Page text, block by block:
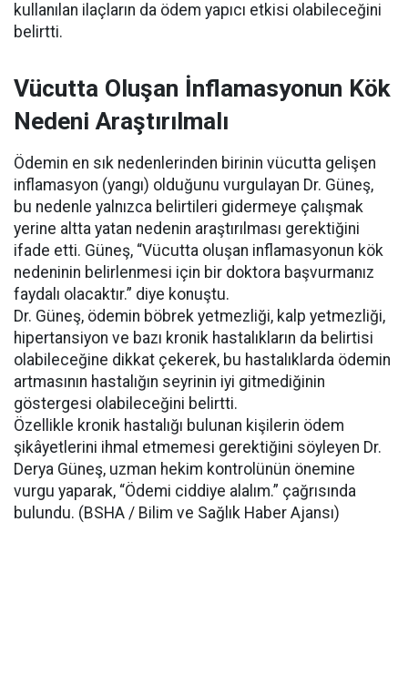
kullanılan ilaçların da ödem yapıcı etkisi olabileceğini
belirtti.
Vücutta Oluşan İnflamasyonun Kök
Nedeni Araştırılmalı
Ödemin en sık nedenlerinden birinin vücutta gelişen
inflamasyon (yangı) olduğunu vurgulayan Dr. Güneş,
bu nedenle yalnızca belirtileri gidermeye çalışmak
yerine altta yatan nedenin araştırılması gerektiğini
ifade etti. Güneş, “Vücutta oluşan inflamasyonun kök
nedeninin belirlenmesi için bir doktora başvurmanız
faydalı olacaktır.” diye konuştu.
Dr. Güneş, ödemin böbrek yetmezliği, kalp yetmezliği,
hipertansiyon ve bazı kronik hastalıkların da belirtisi
olabileceğine dikkat çekerek, bu hastalıklarda ödemin
artmasının hastalığın seyrinin iyi gitmediğinin
göstergesi olabileceğini belirtti.
Özellikle kronik hastalığı bulunan kişilerin ödem
şikâyetlerini ihmal etmemesi gerektiğini söyleyen Dr.
Derya Güneş, uzman hekim kontrolünün önemine
vurgu yaparak, “Ödemi ciddiye alalım.” çağrısında
bulundu. (BSHA / Bilim ve Sağlık Haber Ajansı)